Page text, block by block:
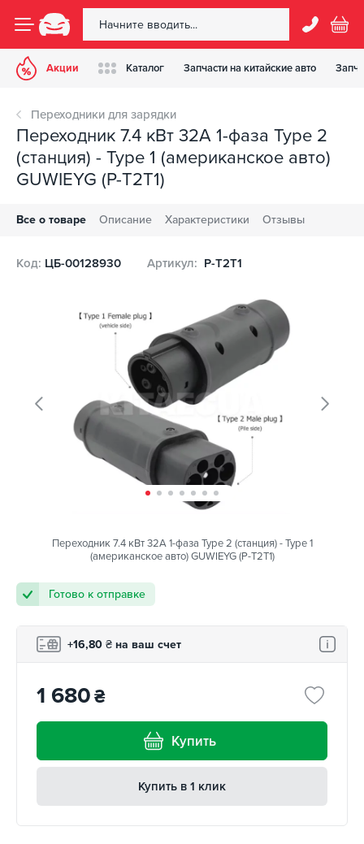
Акции Каталог Запчасти на китайские авто
Переходники для зарядки
Переходник 7.4 кВт 32А 1-фаза Type 2
(станция) - Type 1 (американское авто)
GUWIEYG (P-T2T1)
Все о товаре Описание Характеристики Отзывы
Код: ЦБ-00128930 Артикул: P-T2T1
Переходник 7.4 кВт 32А 1-фаза Type 2 (станция) - Type 1
(американское авто) GUWIEYG (P-T2T1)
Готово к отправке
+16,80 ₴ на ваш счет
1 680₴
Купить
Купить в 1 клик